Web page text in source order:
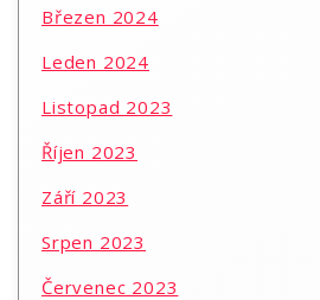
Březen 2024
Leden 2024
Listopad 2023
Říjen 2023
Září 2023
Srpen 2023
Červenec 2023